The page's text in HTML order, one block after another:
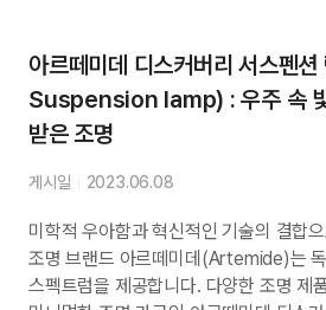
아르떼미데 디스커버리 서스펜
Suspension lamp) : 우주 속
받은 조명
게시일 2023.06.08
미학적 우아함과 혁신적인 기술의 결합
조명 브랜드 아르떼미데(Artemide)는
스펙트럼을 제공합니다. 다양한 조명 제